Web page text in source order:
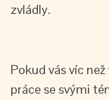
zvládly.
Pokud vás víc
práce se svými